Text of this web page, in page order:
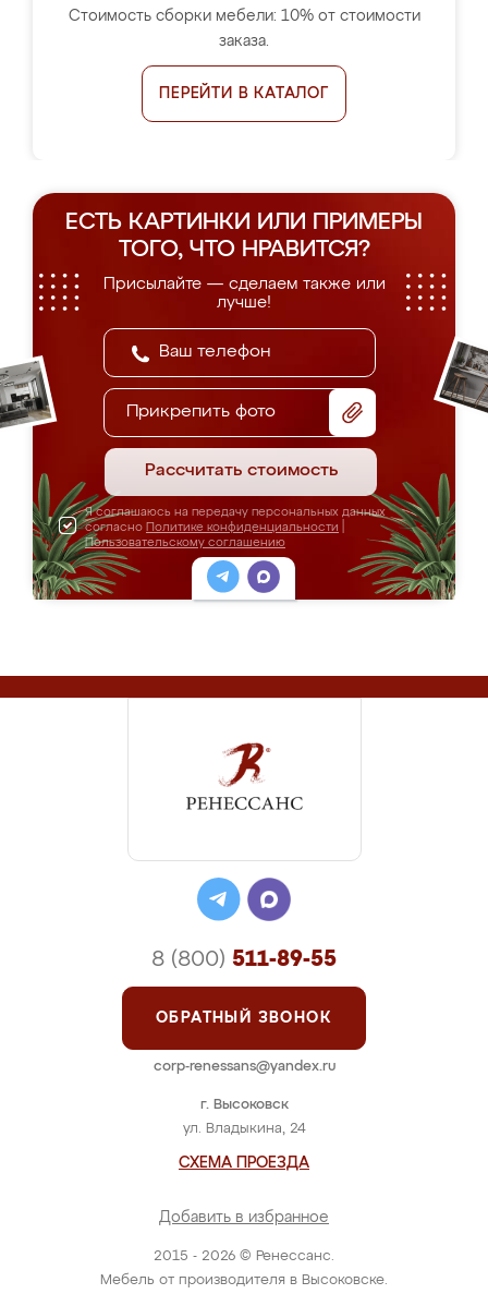
Стоимость сборки мебели: 10% от стоимости
заказа.
ПЕРЕЙТИ В КАТАЛОГ
ЕСТЬ КАРТИНКИ ИЛИ ПРИМЕРЫ
ТОГО, ЧТО НРАВИТСЯ?
Присылайте — сделаем также или
лучше!
Прикрепить фото
Рассчитать стоимость
Я соглашаюсь на передачу персональных данных
согласно Политике конфиденциальности
Пользовательскому соглашению
2015 - 2026 © Ренессанс.
Мебель от производителя в Высоковске.
г. Высоковск
ул. Владыкина, 24
СХЕМА ПРОЕЗДА
Добавить в избранное
8 (800) 511-89-55
ОБРАТНЫЙ ЗВОНОК
corp-renessans@yandex.ru